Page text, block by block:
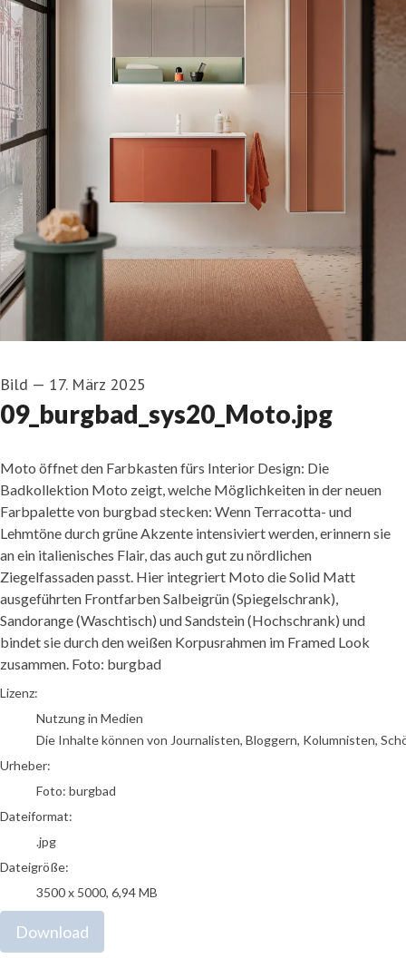
Bild — 17. März 2025
09_burgbad_sys20_Moto.jpg
Moto öffnet den Farbkasten fürs Interior Design: Die
Badkollektion Moto zeigt, welche Möglichkeiten in der neuen
Farbpalette von burgbad stecken: Wenn Terracotta- und
Lehmtöne durch grüne Akzente intensiviert werden, erinnern sie
an ein italienisches Flair, das auch gut zu nördlichen
Ziegelfassaden passt. Hier integriert Moto die Solid Matt
ausgeführten Frontfarben Salbeigrün (Spiegelschrank),
Sandorange (Waschtisch) und Sandstein (Hochschrank) und
bindet sie durch den weißen Korpusrahmen im Framed Look
zusammen. Foto: burgbad
Foto: burgbad
Lizenz:
Nutzung in Medien
Die Inhalte können von Journalisten, Bloggern, Kolumnisten,
Urheber:
Foto: burgbad
Dateiformat:
.jpg
Dateigröße:
3500 x 5000, 6,94 MB
Download